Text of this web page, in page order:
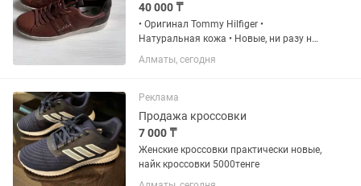
40 000 ₸
• Оригинал Tommy Hilfiger •
Натуральная кожа • Новые, ни разу не
носились • Размер 42 подходят под
джинсы; подходят под чиносы;
Алматы, сегодня
Реклама
Продажа кроссовки
7 000 ₸
Женские кроссовки практически новые,
найк кроссовки 5000тенге